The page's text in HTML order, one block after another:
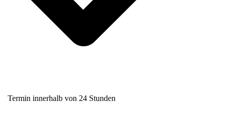
Termin innerhalb von 24 Stunden